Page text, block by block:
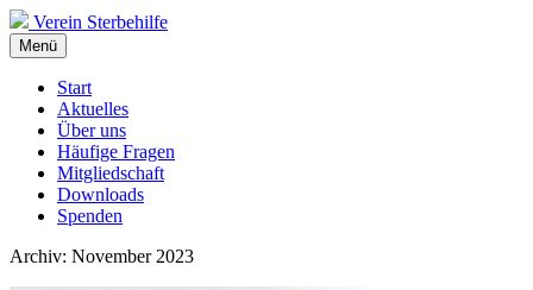
Verein Sterbehilfe
Menü
Start
Aktuelles
Über uns
Häufige Fragen
Mitgliedschaft
Downloads
Spenden
Archiv: November 2023